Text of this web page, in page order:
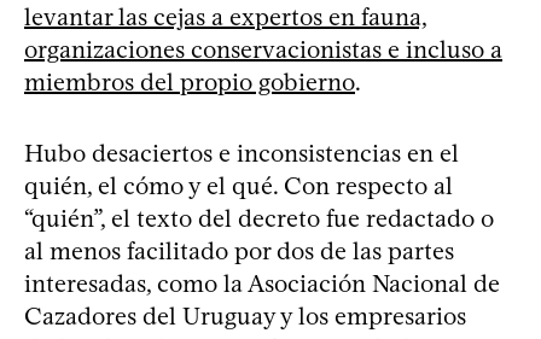
levantar las cejas a expertos en fauna,
organizaciones conservacionistas e incluso a
miembros del propio gobierno.
Hubo desaciertos e inconsistencias en el
quién, el cómo y el qué. Con respecto al
“quién”, el texto del decreto fue redactado o
al menos facilitado por dos de las partes
interesadas, como la Asociación Nacional de
Cazadores del Uruguay y los empresarios